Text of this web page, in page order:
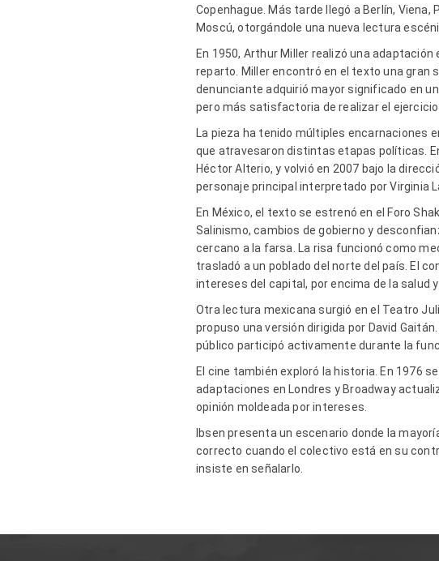
Copenhague. Más tarde llegó a Berlín,
Moscú, otorgándole una nueva lectura
En 1950, Arthur Miller realizó una
reparto. Miller encontró en el texto una gran
denunciante adquirió mayor significado en
pero más satisfactoria de realizar el
La pieza ha tenido múltiples encarnaciones
que atravesaron distintas etapas políticas.
Héctor Alterio, y volvió en 2007 bajo la
personaje principal interpretado por Virginia
En México, el texto se estrenó en el Foro
Salinismo, cambios de gobierno y
cercano a la farsa. La risa funcionó como
trasladó a un poblado del norte del país. El
intereses del capital, por encima de la salud
Otra lectura mexicana surgió en el Teatro
propuso una versión dirigida por David
público participó activamente durante la
El cine también exploró la historia. En 1976
adaptaciones en Londres y Broadway
opinión moldeada por intereses.
Ibsen presenta un escenario donde la
correcto cuando el colectivo está en su
insiste en señalarlo.